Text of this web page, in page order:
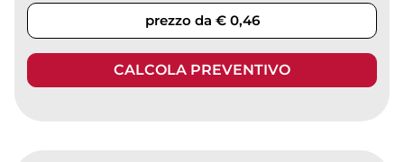
prezzo da € 0,46
CALCOLA PREVENTIVO